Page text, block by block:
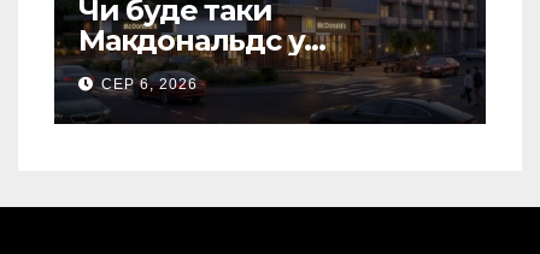
Чи буде таки
Макдональдс у
Дрогобичі? (Фото)
СЕР 6, 2026